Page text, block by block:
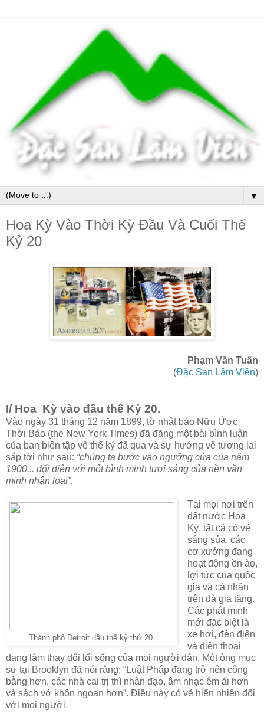
▼
Hoa Kỳ Vào Thời Kỳ Đầu Và Cuối Thế
Kỷ 20
Phạm Văn Tuấn
(Đặc San Lâm Viên)
I/ Hoa Kỳ vào đầu thế Kỷ 20.
Vào ngày 31 tháng 12 năm 1899, tờ nhật báo Nữu Ứơc
Thời Báo (the New York Times) đã đăng một bài bình luận
của ban biên tập về thế kỷ đã qua và sự hướng về tương lai
sắp tới như sau: “chúng ta bước vào ngưỡng cửa của năm
1900... đối diện với một bình minh tươi sáng của nền văn
minh nhân loại”.
Thành phố Detroit đầu thế kỷ thứ 20
Tại mọi nơi trên
đất nước Hoa
Kỳ, tất cả có vẻ
sáng sủa, các
cơ xưởng đang
hoạt động ồn ào,
lợi tức của quốc
gia và cá nhân
trên đà gia tăng.
Các phát minh
mới đặc biệt là
xe hơi, đèn điện
và điện thoại
đang làm thay đổi lối sống của mọi người dân. Một ông mục
sư tại Brooklyn đã nói rằng: “Luật Pháp đang trở nên công
bằng hơn, các nhà cai trị thì nhân đạo, âm nhạc êm ái hơn
và sách vở khôn ngoan hơn”. Điều này có vẻ hiển nhiên đối
với mọi người.